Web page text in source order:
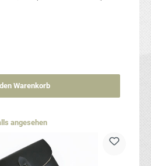
Warenkorb
angesehen